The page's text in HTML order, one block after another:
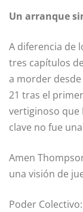
Un arranque
A diferencia de
tres capítulos
a morder desde
21 tras el
vertiginoso que
clave no fue
Amen
una visión de
Poder